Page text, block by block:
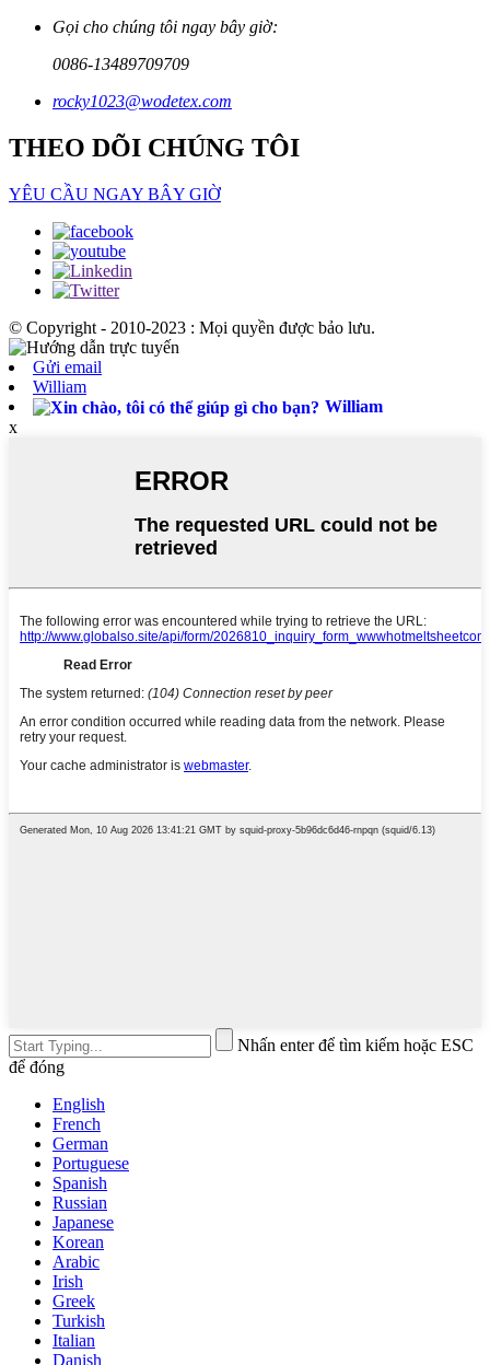
Gọi cho chúng tôi ngay bây giờ:
0086-13489709709
rocky1023@wodetex.com
THEO DÕI CHÚNG TÔI
YÊU CẦU NGAY BÂY GIỜ
© Copyright - 2010-2023 : Mọi quyền được bảo lưu.
Gửi email
William
William
x
Nhấn enter để tìm kiếm hoặc ESC
để đóng
English
French
German
Portuguese
Spanish
Russian
Japanese
Korean
Arabic
Irish
Greek
Turkish
Italian
Danish